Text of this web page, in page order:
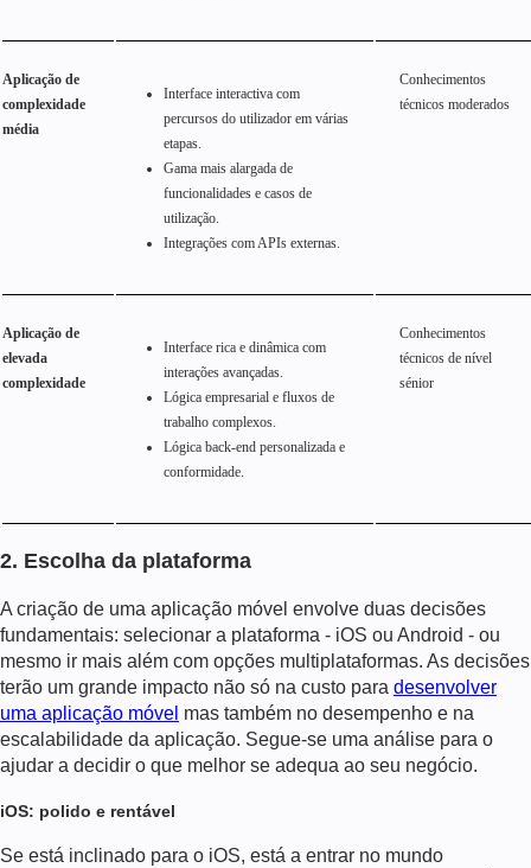
Aplicação de
complexidade
média
Interface interactiva com
percursos do utilizador em várias
etapas.
Gama mais alargada de
funcionalidades e casos de
utilização.
Integrações com APIs externas.
Conhecimentos
técnicos moderados
Aplicação de
elevada
complexidade
Interface rica e dinâmica com
interações avançadas.
Lógica empresarial e fluxos de
trabalho complexos.
Lógica back-end personalizada e
conformidade.
Conhecimentos
técnicos de nível
sénior
2. Escolha da plataforma
A criação de uma aplicação móvel envolve duas decisões
fundamentais: selecionar a plataforma - iOS ou Android - ou
mesmo ir mais além com opções multiplataformas. As decisões
terão um grande impacto não só na custo para desenvolver
uma aplicação móvel mas também no desempenho e na
escalabilidade da aplicação. Segue-se uma análise para o
ajudar a decidir o que melhor se adequa ao seu negócio.
iOS: polido e rentável
Se está inclinado para o iOS, está a entrar no mundo